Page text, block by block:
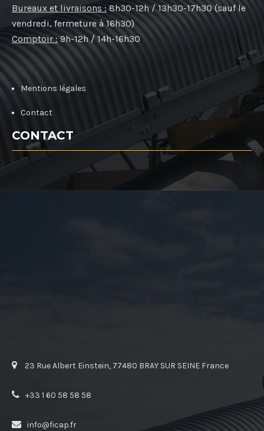
Bureaux et livraisons : 8h30-12h / 13h30-17h30 (sauf le
vendredi, fermeture à 16h30)
Comptoir : 9h-12h / 14h-16h30
Mentions légales
Contact
CONTACT
23 Rue Albert Einstein, 77480 BRAY SUR SEINE France
+33 1 60 58 58 58
info@ficap.fr